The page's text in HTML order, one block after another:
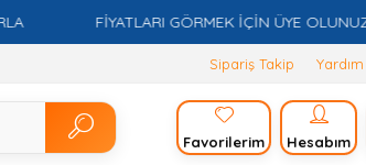
FİYATLARI GÖRMEK İÇİN ÜYE
Sipariş Takip Yardım
Favorilerim Hesabım